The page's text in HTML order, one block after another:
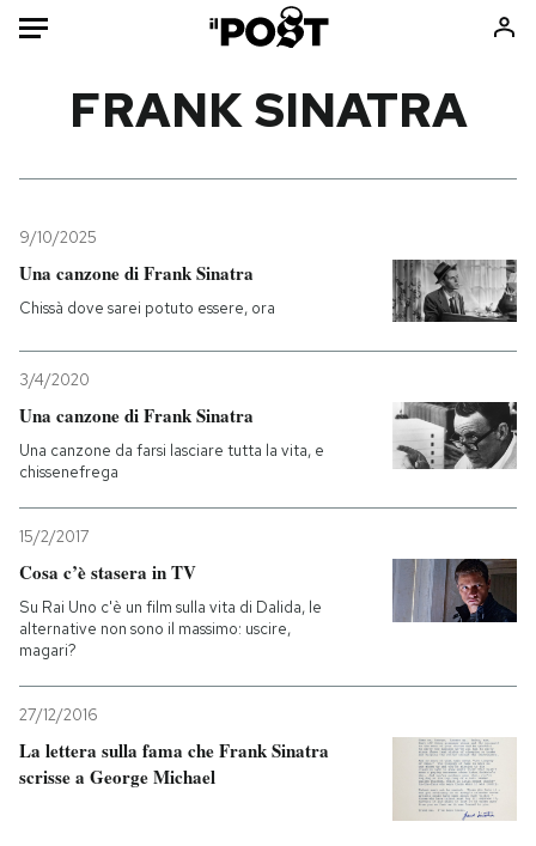
Mondo
Politica
Tecnologia
Scienza
Cultura
Economia
Sport
PODCAST
NEWSLETTER
I MIEI PREFERITI
FRANK SINATRA
9/10/2025
Una canzone di Frank Sinatra
Chissà dove sarei potuto essere, ora
3/4/2020
Una canzone di Frank Sinatra
Una canzone da farsi lasciare tutta la vita, e
chissenefrega
15/2/2017
Cosa c’è stasera in TV
Su Rai Uno c'è un film sulla vita di Dalida, le
alternative non sono il massimo: uscire,
magari?
27/12/2016
La lettera sulla fama che Frank Sinatra
scrisse a George Michael